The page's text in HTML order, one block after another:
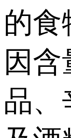
的食
因
品、